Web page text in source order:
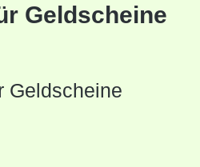
Geldscheine